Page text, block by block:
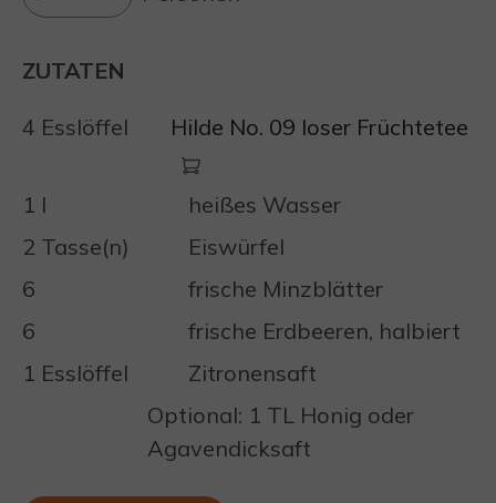
ZUTATEN
4 Esslöffel Hilde No. 09 loser Früchtetee
1 l
heißes Wasser
2 Tasse(n)
Eiswürfel
6
frische Minzblätter
6
frische Erdbeeren, halbiert
1 Esslöffel
Zitronensaft
Optional: 1 TL Honig oder
Agavendicksaft